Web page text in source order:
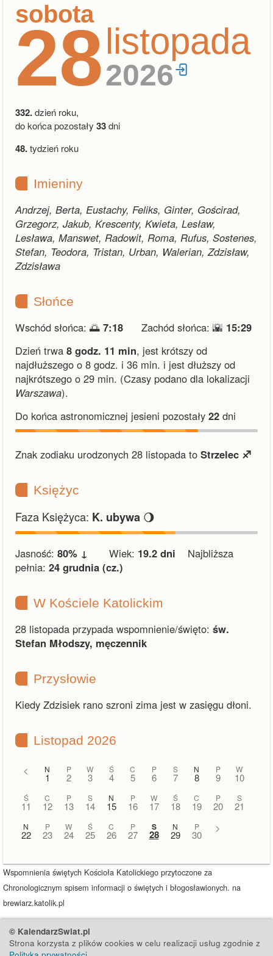
sobota
28listopada
2026
332.dzień roku,
do końca pozostały 33dni
48.tydzień roku
Imieniny
Andrzej, Berta, Eustachy, Feliks, Ginter, Gościrad,
Grzegorz, Jakub, Krescenty, Kwieta, Lesław,
Lesława, Manswet, Radowit, Roma, Rufus, Sostenes,
Stefan, Teodora, Tristan, Urban, Walerian, Zdzisław,
Zdzisława
Słońce
Wschód słońca: 🌅 7:18 Zachód słońca: 🌇 15:29
Dzień trwa 8 godz. 11 min, jest krótszy od
najdłuższego o 8 godz. i 36 min. i jest dłuższy od
najkrótszego o 29 min. (Czasy podano dla lokalizacji
Warszawa).
Do końca astronomicznej jesieni pozostały 22 dni
Znak zodiaku urodzonych 28 listopada to Strzelec ♐︎
Księżyc
Faza Księżyca: K. ubywa 🌖
Jasność: 80% ↓ Wiek: 19.2 dni Najbliższa
pełnia: 24 grudnia (cz.)
W Kościele Katolickim
28 listopada przypada wspomnienie/święto: św.
Stefan Młodszy, męczennik
Przysłowie
Kiedy Zdzisiek rano szroni zima jest w zasięgu dłoni.
Listopad 2026
< N
1
P
2
W
3
Ś
4
C
5
P
6
S
7
N
8
P
9
W
10
Ś
11
C
12
P
13
S
14
N
15
P
16
W
17
Ś
18
C
19
P
20
S
21
N
22
P
23
W
24
Ś
25
C
26
P
27
S
28
N
29
P
30
>
Wspomnienia świętych Kościoła Katolickiego przytoczone za
Chronologicznym spisem informacji o świętych i błogosławionych. na
brewiarz.katolik.pl
© KalendarzSwiat.pl
Strona korzysta z plików cookies w celu realizacji usług zgodnie z